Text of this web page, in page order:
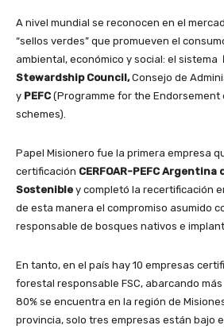
A nivel mundial se reconocen en el
“sellos verdes” que promueven el
ambiental, económico y social: el sistema
Stewardship Council,Consejo de
y PEFC (Programme for the Endorsement
schemes).
Papel Misionero fue la primera empresa
certificación CERFOAR-PEFC
Sostenible y completó la recertificación
de esta manera el compromiso asumido
responsable de bosques nativos e
En tanto, en el país hay 10 empresas
forestal responsable FSC, abarcando más
80% se encuentra en la región de
provincia, solo tres empresas están bajo